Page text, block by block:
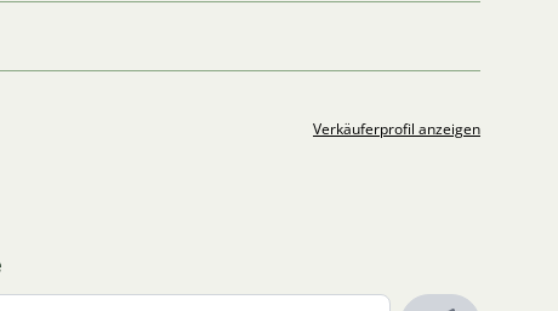
Verkäuferprofil anzeigen